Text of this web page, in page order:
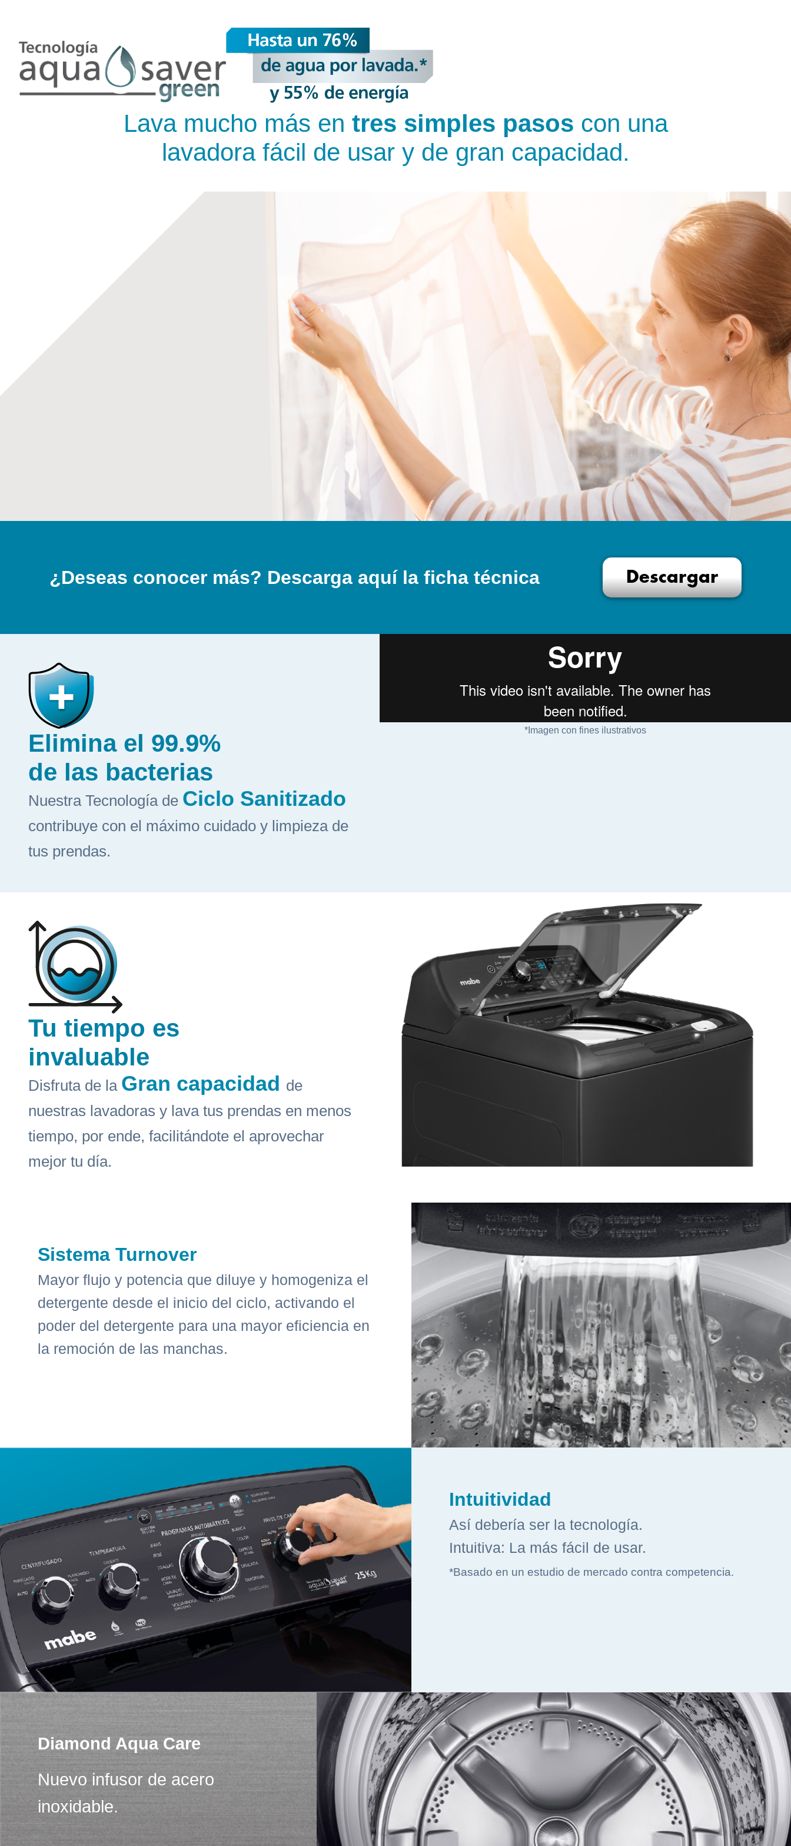
Lava mucho más en tres simples pasos con una
lavadora fácil de usar y de gran capacidad.
¿Deseas conocer más? Descarga aquí la ficha técnica Descargar
Elimina el 99.9%
de las bacterias
Nuestra Tecnología de Ciclo Sanitizado
contribuye con el máximo cuidado y limpieza de
tus prendas.
*Imagen con fines ilustrativos
Tu tiempo es
invaluable
Disfruta de la Gran capacidad de
nuestras lavadoras y lava tus prendas en menos
tiempo, por ende, facilitándote el aprovechar
mejor tu día.
Sistema Turnover
Mayor flujo y potencia que diluye y homogeniza el
detergente desde el inicio del ciclo, activando el
poder del detergente para una mayor eficiencia en
la remoción de las manchas.
Intuitividad
Así debería ser la tecnología.
Intuitiva: La más fácil de usar.
*Basado en un estudio de mercado contra competencia.
Diamond Aqua Care
Nuevo infusor de acero
inoxidable.